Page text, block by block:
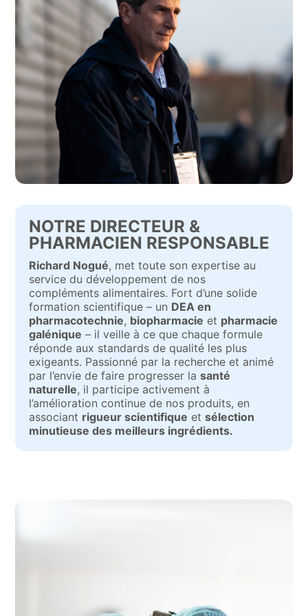
NOTRE DIRECTEUR &
PHARMACIEN RESPONSABLE
Richard Nogué, met toute son expertise au
service du développement de nos
compléments alimentaires. Fort d’une solide
formation scientifique – un DEA en
pharmacotechnie, biopharmacie et pharmacie
galénique – il veille à ce que chaque formule
réponde aux standards de qualité les plus
exigeants. Passionné par la recherche et animé
par l’envie de faire progresser lasanté
naturelle, il participe activement à
l’amélioration continue de nos produits, en
associant rigueur scientifique etsélection
minutieuse des meilleurs ingrédients.